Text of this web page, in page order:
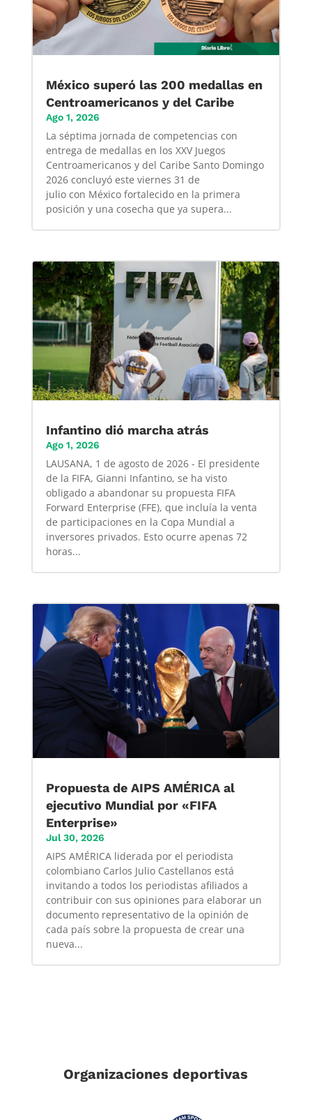
México superó las 200 medallas en
Centroamericanos y del Caribe
Ago 1, 2026
La séptima jornada de competencias con
entrega de medallas en los XXV Juegos
Centroamericanos y del Caribe Santo Domingo
2026 concluyó este viernes 31 de
julio con México fortalecido en la primera
posición y una cosecha que ya supera...
Infantino dió marcha atrás
Ago 1, 2026
LAUSANA, 1 de agosto de 2026 - El presidente
de la FIFA, Gianni Infantino, se ha visto
obligado a abandonar su propuesta FIFA
Forward Enterprise (FFE), que incluía la venta
de participaciones en la Copa Mundial a
inversores privados. Esto ocurre apenas 72
horas...
Propuesta de AIPS AMÉRICA al
ejecutivo Mundial por «FIFA
Enterprise»
Jul 30, 2026
AIPS AMÉRICA liderada por el periodista
colombiano Carlos Julio Castellanos está
invitando a todos los periodistas afiliados a
contribuir con sus opiniones para elaborar un
documento representativo de la opinión de
cada país sobre la propuesta de crear una
nueva...
Organizaciones deportivas